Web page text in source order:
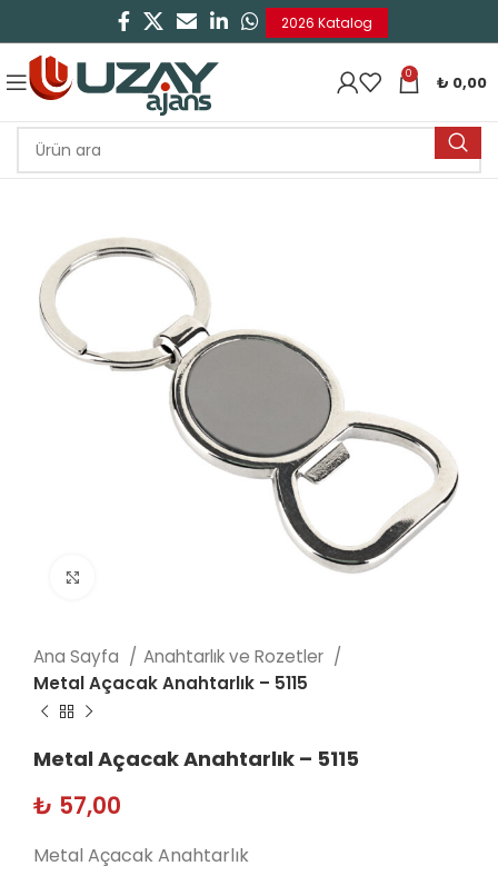
2026 Katalog
0 ₺ 0,00
Ana Sayfa
Anahtarlık ve Rozetler
Metal Açacak Anahtarlık – 5115
Metal Açacak Anahtarlık – 5115
₺ 57,00
Metal Açacak Anahtarlık